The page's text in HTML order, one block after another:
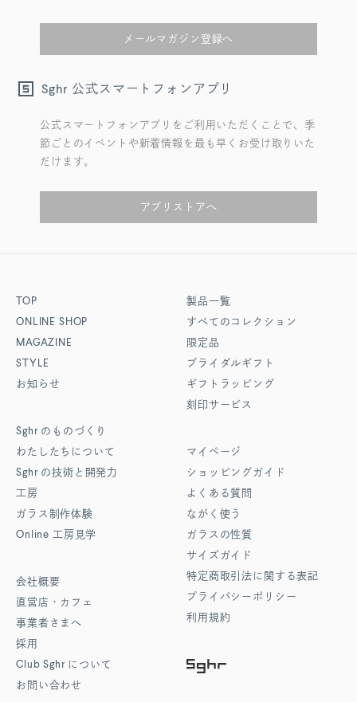
メールマガジン登録へ
Sghr 公式スマートフォンアプリ
公式スマートフォンアプリをご利用いただくことで、季
節ごとのイベントや新着情報を最も早くお受け取りいた
だけます。
アプリストアへ
TOP
ONLINE SHOP
MAGAZINE
STYLE
お知らせ
Sghr のものづくり
わたしたちについて
Sghr の技術と開発力
工房
ガラス制作体験
Online 工房見学
会社概要
直営店・カフェ
事業者さまへ
採用
Club Sghr について
お問い合わせ
製品一覧
すべてのコレクション
限定品
ブライダルギフト
ギフトラッピング
刻印サービス
マイページ
ショッピングガイド
よくある質問
ながく使う
ガラスの性質
サイズガイド
特定商取引法に関する表記
プライバシーポリシー
利用規約